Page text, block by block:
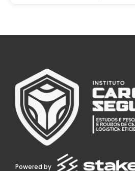
Powered by